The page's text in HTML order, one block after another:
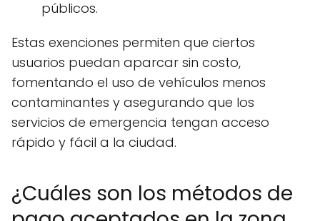
públicos.
Estas exenciones permiten que ciertos
usuarios puedan aparcar sin costo,
fomentando el uso de vehículos menos
contaminantes y asegurando que los
servicios de emergencia tengan acceso
rápido y fácil a la ciudad.
¿Cuáles son los métodos de